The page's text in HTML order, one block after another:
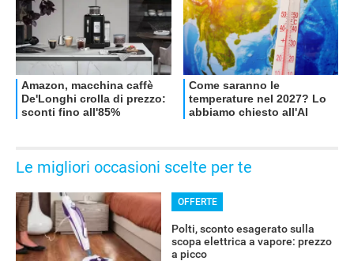
Le migliori occasioni scelte per te
OFFERTE
Polti, sconto esagerato sulla
scopa elettrica a vapore: prezzo
a picco